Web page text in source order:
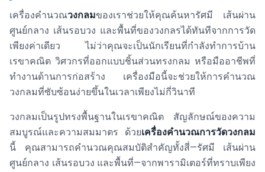
เครื่องคำนวณวงกลมของเราช่วยให้คุณค้นหารัศมี เส้นผ่าน
ศูนย์กลาง เส้นรอบวง และพื้นที่ของวงกลรได้ทันทีจากการวัด
เพียงค่าเดียว ไม่ว่าคุณจะเป็นนักเรียนที่กำลังทำการบ้าน
เรขาคณิต วิศวกรที่ออกแบบชิ้นส่วนทรงกลม หรือมืออาชีพที่
ทำงานด้านการก่อสร้าง เครื่องมือนี้จะช่วยให้การคำนวณ
วงกลมที่ซับซ้อนง่ายขึ้นในเวลาเพียงไม่กี่วินาที
วงกลมเป็นรูปทรงพื้นฐานในเรขาคณิต สัญลักษณ์ของความ
สมบูรณ์และความสมมาตร ด้วยเครื่องคำนวณการวัดวงกลม
นี้ คุณสามารถคำนวณคุณสมบัติสำคัญทั้งสี่—รัศมี เส้นผ่าน
ศูนย์กลาง เส้นรอบวง และพื้นที่—จากพารามิเตอร์ที่ทราบเพียง